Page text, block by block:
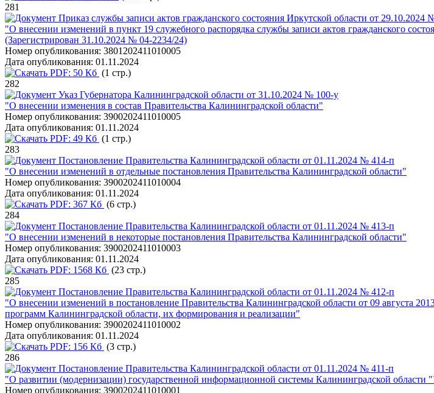
281
Приказ службы записи актов гражданского состояния Иркутской области от 29.10.2024
"О внесении изменений в пункт 19 служебного распорядка службы записи актов гражданского
(Зарегистрирован 31.10.2024 № 04-2234/24)
Номер опубликования: 3801202411010005
Дата опубликования: 01.11.2024
PDF: 50 Кб (1 стр.)
282
Указ Губернатора Калининградской области от 31.10.2024 № 100-у
"О внесении изменения в состав Правительства Калининградской области"
Номер опубликования: 3900202411010005
Дата опубликования: 01.11.2024
PDF: 49 Кб (1 стр.)
283
Постановление Правительства Калининградской области от 01.11.2024 № 414-п
"О внесении изменений в отдельные постановления Правительства Калининградской области"
Номер опубликования: 3900202411010004
Дата опубликования: 01.11.2024
PDF: 367 Кб (6 стр.)
284
Постановление Правительства Калининградской области от 01.11.2024 № 413-п
"О внесении изменений в некоторые постановления Правительства Калининградской области"
Номер опубликования: 3900202411010003
Дата опубликования: 01.11.2024
PDF: 1568 Кб (23 стр.)
285
Постановление Правительства Калининградской области от 01.11.2024 № 412-п
"О внесении изменений в постановление Правительства Калининградской области от 09 августа
программ Калининградской области, их формирования и реализации"
Номер опубликования: 3900202411010002
Дата опубликования: 01.11.2024
PDF: 156 Кб (3 стр.)
286
Постановление Правительства Калининградской области от 01.11.2024 № 411-п
"О развитии (модернизации) государственной информационной системы Калининградской
Номер опубликования: 3900202411010001